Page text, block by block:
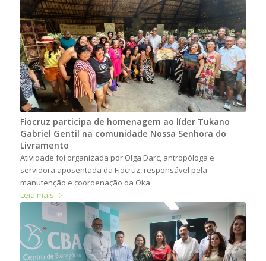
Fiocruz participa de homenagem ao líder Tukano
Gabriel Gentil na comunidade Nossa Senhora do
Livramento
Atividade foi organizada por Olga Darc, antropóloga e
servidora aposentada da Fiocruz, responsável pela
manutenção e coordenação da Oka
Leia mais